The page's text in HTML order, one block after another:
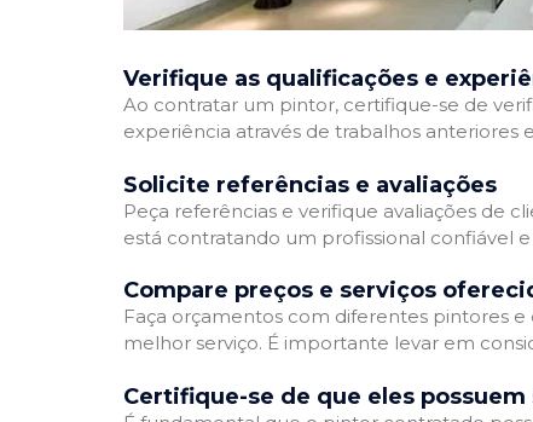
Verifique as qualificações e
Ao contratar um pintor, certifique-se de
experiência através de trabalhos
Solicite referências e avaliações
Peça referências e verifique avaliações de
está contratando um profissional confiável
Compare preços e serviços
Faça orçamentos com diferentes pintores
melhor serviço. É importante levar em
Certifique-se de que eles possuem